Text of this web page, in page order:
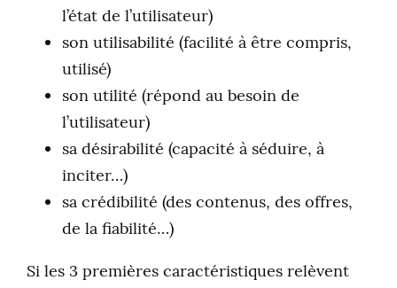
l’état de l’utilisateur)
son utilisabilité (facilité à être compris,
utilisé)
son utilité (répond au besoin de
l’utilisateur)
sa désirabilité (capacité à séduire, à
inciter…)
sa crédibilité (des contenus, des offres,
de la fiabilité…)
Si les 3 premières caractéristiques relèvent